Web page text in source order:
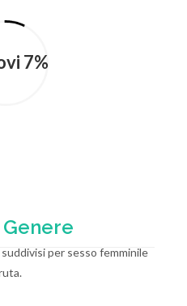
7%
per sesso femminile